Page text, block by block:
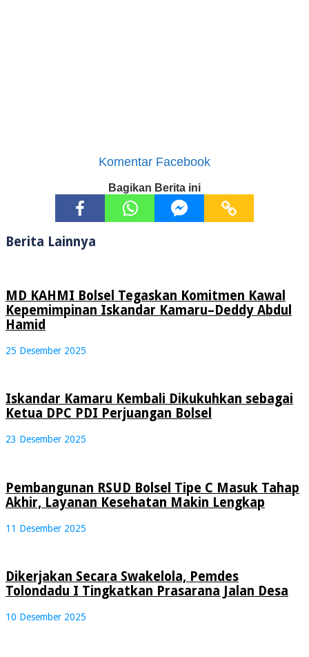
Komentar Facebook
Bagikan Berita ini
Berita Lainnya
MD KAHMI Bolsel Tegaskan Komitmen Kawal
Kepemimpinan Iskandar Kamaru–Deddy Abdul
Hamid
25 Desember 2025
Iskandar Kamaru Kembali Dikukuhkan sebagai
Ketua DPC PDI Perjuangan Bolsel
23 Desember 2025
Pembangunan RSUD Bolsel Tipe C Masuk Tahap
Akhir, Layanan Kesehatan Makin Lengkap
11 Desember 2025
Dikerjakan Secara Swakelola, Pemdes
Tolondadu I Tingkatkan Prasarana Jalan Desa
10 Desember 2025